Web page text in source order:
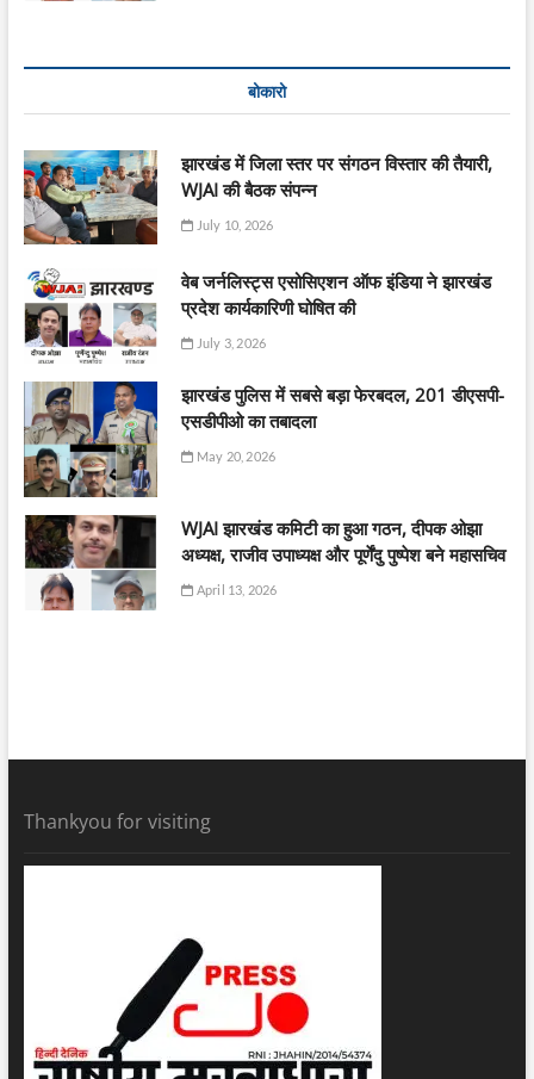
बोकारो
झारखंड में जिला स्तर पर संगठन विस्तार की तैयारी,
WJAI की बैठक संपन्न
July 10, 2026
वेब जर्नलिस्ट्स एसोसिएशन ऑफ इंडिया ने झारखंड
प्रदेश कार्यकारिणी घोषित की
July 3, 2026
झारखंड पुलिस में सबसे बड़ा फेरबदल, 201 डीएसपी-
एसडीपीओ का तबादला
May 20, 2026
WJAI झारखंड कमिटी का हुआ गठन, दीपक ओझा
अध्यक्ष, राजीव उपाध्यक्ष और पूर्णेंदु पुष्पेश बने महासचिव
April 13, 2026
Thankyou for visiting